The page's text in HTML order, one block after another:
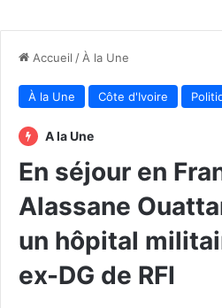
Accueil / À la Une
À la Une Côte d'Ivoire
A la Une
En séjour en
Alassane
un hôpital
ex-DG de RFI